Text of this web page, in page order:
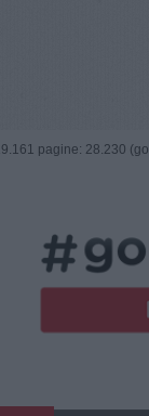
pagine: 28.230